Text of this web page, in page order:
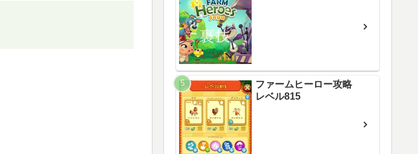
ファームヒーロー攻略
レベル815